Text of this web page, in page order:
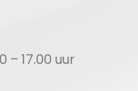
– 17.00 uur